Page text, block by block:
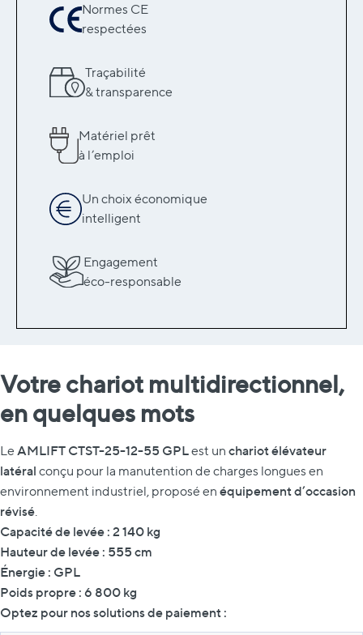
Normes CE
respectées
Traçabilité
& transparence
Matériel prêt
à l’emploi
Un choix économique
intelligent
Engagement
éco-responsable
Votre chariot multidirectionnel,
en quelques mots
Le AMLIFT CTST-25-12-55 GPLest un chariot élévateur
latéral conçu pour la manutention de charges longues en
environnement industriel, proposé en équipement d’occasion
révisé.
Capacité de levée : 2 140 kg
Hauteur de levée : 555 cm
Énergie : GPL
Poids propre : 6 800 kg
Optez pour nos solutions de paiement :